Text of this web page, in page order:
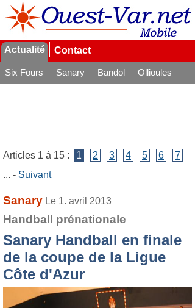
Actualité Contact
Six Fours Sanary Bandol
Ollioules
Articles 1 à 15 : 1 2 3 4 5 6
7
... - Suivant
Sanary Le 1. avril 2013
Handball prénationale
Sanary Handball en finale
de la coupe de la Ligue
Côte d'Azur